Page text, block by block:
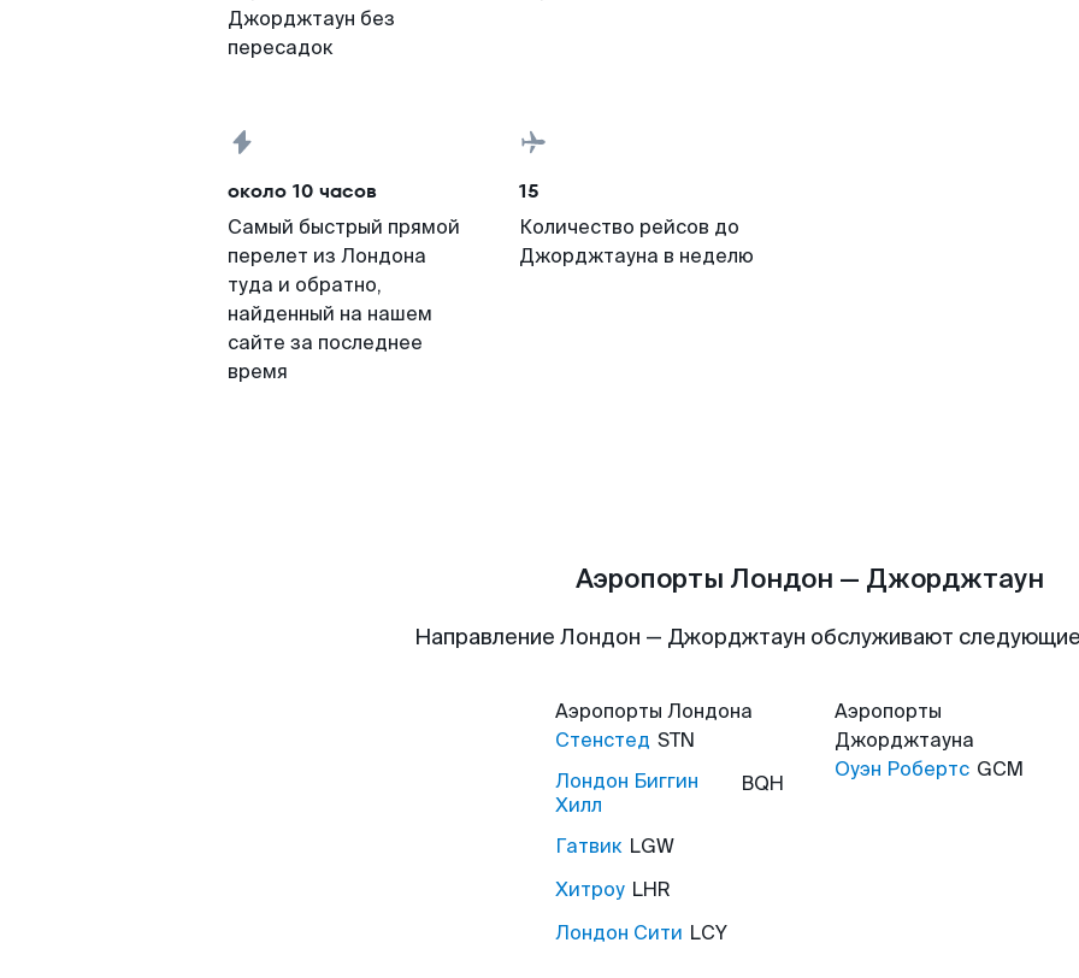
Джорджтаун без
пересадок
около 10 часов
Самый быстрый прямой
перелет из Лондона
туда и обратно,
найденный на нашем
сайте за последнее
время
15
Количество рейсов до
Джорджтауна в неделю
Аэропорты Лондон — Джорджтаун
Направление Лондон — Джорджтаун обслуживают
Аэропорты Лондона
Стенстед STN
Лондон Биггин
Хилл
BQH
Гатвик LGW
Хитроу LHR
Лондон Сити LCY
Аэропорты
Джорджтауна
Оуэн Робертс GCM